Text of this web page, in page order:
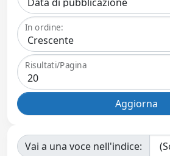
In ordine:
Risultati/Pagina
Vai a una voce nell'indice: